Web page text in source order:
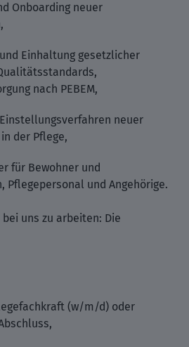
Onboarding neuer
Einhaltung gesetzlicher
nach PEBEM,
neuer
der Pflege,
für Bewohner und
Pflegepersonal und Angehörige.
uns zu arbeiten: Die
(w/m/d) oder